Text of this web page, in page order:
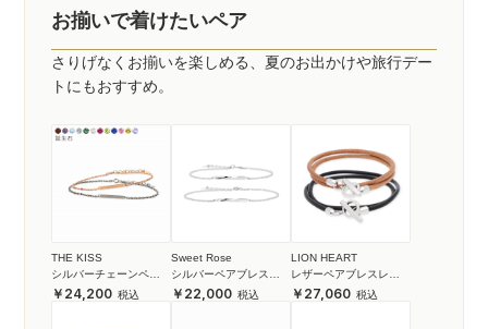
お揃いで着けたいペア
さりげなくお揃いを楽しめる、夏のお出かけや旅行デー
トにもおすすめ。
THE KISS
シルバーチェーンペア
ブレスレット
24,200
Sweet Rose
シルバーペアブレスレ
ット22,000
LION HEART
レザーペアブレスレッ
ト 27,060